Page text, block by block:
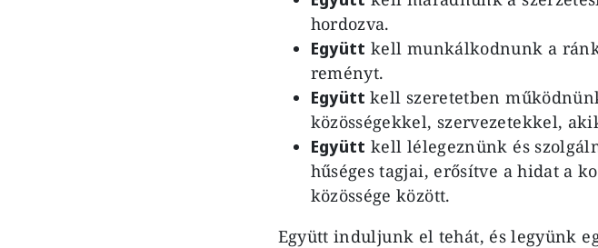
hordozva.
Együtt kell munkálkodnunk a
reményt.
Együttkell szeretetben
közösségekkel, szervezetekkel,
Együtt kell lélegeznünk és
hűséges tagjai, erősítve a hidat a
közössége között.
Együtt induljunk el tehát, és legyünk